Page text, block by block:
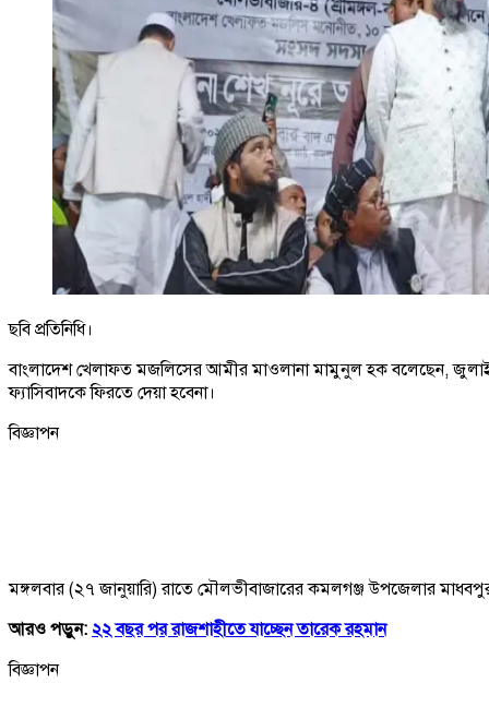
ছবি প্রতিনিধি।
বাংলাদেশ খেলাফত মজলিসের আমীর মাওলানা মামুনুল হক বলেছেন, জুলাই
ফ্যাসিবাদকে ফিরতে দেয়া হবেনা।
বিজ্ঞাপন
মঙ্গলবার (২৭ জানুয়ারি) রাতে মৌলভীবাজারের কমলগঞ্জ উপজেলার মাধবপুর
আরও পড়ুন: ২২ বছর পর রাজশাহীতে যাচ্ছেন তারেক রহমান
বিজ্ঞাপন